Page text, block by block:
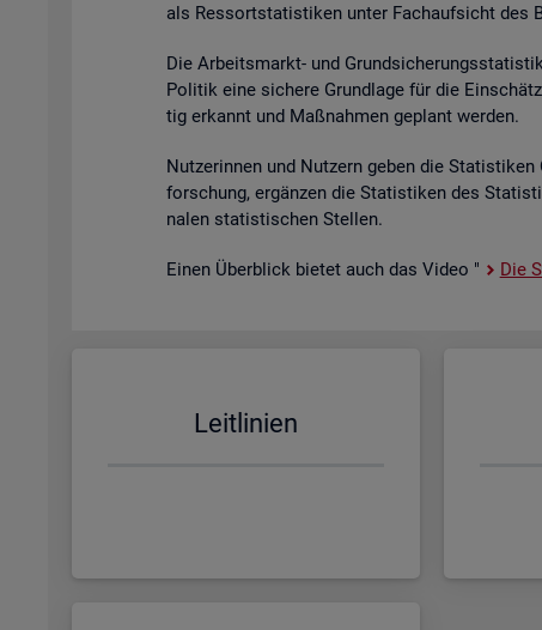
als Res­sort­sta­tis­ti­ken unter Fach­auf­sicht des
Die Ar­beits­markt- und
Po­li­tik eine si­che­re Grund­la­ge für die
tig er­kannt und Maß­nah­men ge­plant wer­den.
Nut­ze­rin­nen und Nut­zern geben die
for­schung, er­gän­zen die Sta­tis­ti­ken des
na­len sta­tis­ti­schen Stel­len.
Einen Über­blick bie­tet auch das Video " Die
Leit­li­ni­en